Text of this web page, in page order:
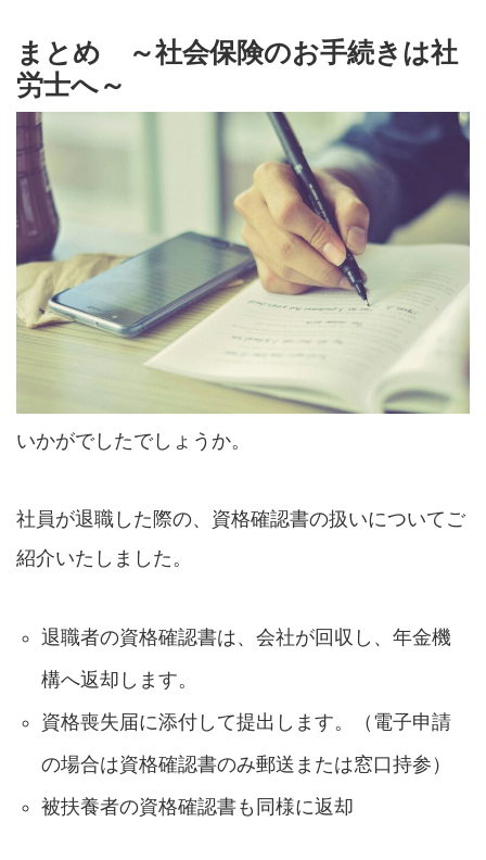
まとめ ～社会保険のお手続きは社
労士へ～
いかがでしたでしょうか。
社員が退職した際の、資格確認書の扱いについてご
紹介いたしました。
退職者の資格確認書は、会社が回収し、年金機
構へ返却します。
資格喪失届に添付して提出します。（電子申請
の場合は資格確認書のみ郵送または窓口持参）
被扶養者の資格確認書も同様に返却